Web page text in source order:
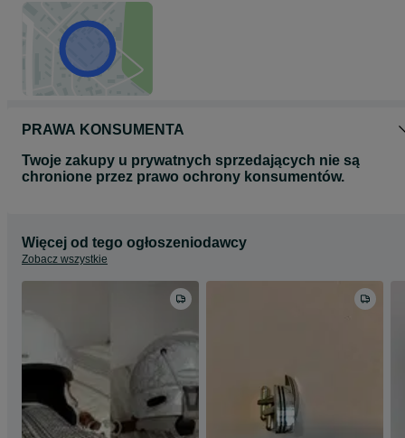
PRAWA KONSUMENTA
Twoje zakupy u prywatnych sprzedających nie są
chronione przez prawo ochrony konsumentów.
Więcej od tego ogłoszeniodawcy
Zobacz wszystkie